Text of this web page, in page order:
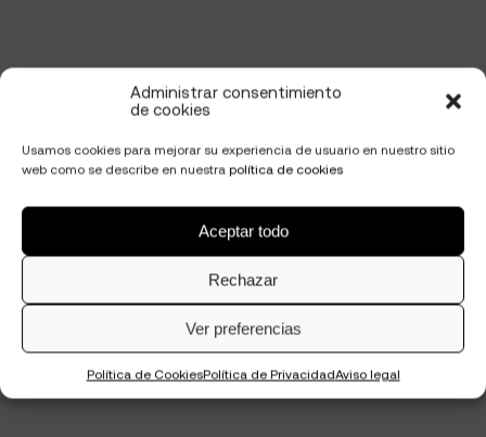
Administrar consentimiento
de cookies
Usamos cookies para mejorar su experiencia de usuario en nuestro sitio
web como se describe en nuestra política de cookies
Aceptar todo
Rechazar
Ver preferencias
Política de CookiesPolítica de PrivacidadAviso legal